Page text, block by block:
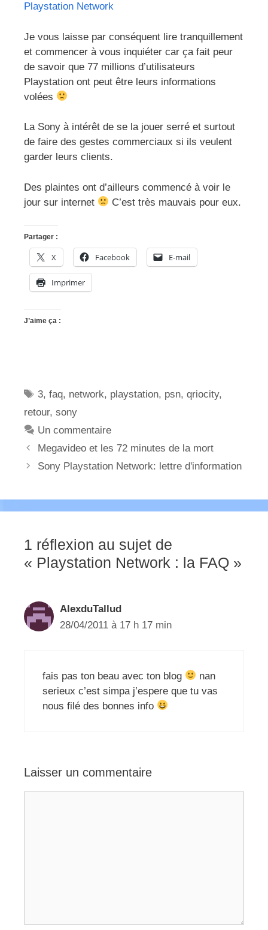
Playstation Network
Je vous laisse par conséquent lire tranquillement
et commencer à vous inquiéter car ça fait peur
de savoir que 77 millions d’utilisateurs
Playstation ont peut être leurs informations
volées
La Sony à intérêt de se la jouer serré et surtout
de faire des gestes commerciaux si ils veulent
garder leurs clients.
Des plaintes ont d’ailleurs commencé à voir le
jour sur internet
C’est très mauvais pour eux.
Partager :
X Facebook E-mail
Imprimer
J’aime ça :
Étiquettes
3,faq, network, playstation, psn,qriocity,
retour, sony
Un commentaire
Megavideo et les 72 minutes de la mort
Sony Playstation Network: lettre d'information
1 réflexion au sujet de
« Playstation Network : la FAQ »
AlexduTallud
28/04/2011 à 17 h 17 min
fais pas ton beau avec ton blog
nan
serieux c’est simpa j’espere que tu vas
nous filé des bonnes info
Laisser un commentaire